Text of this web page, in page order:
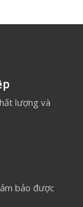
lượng và
bảo được